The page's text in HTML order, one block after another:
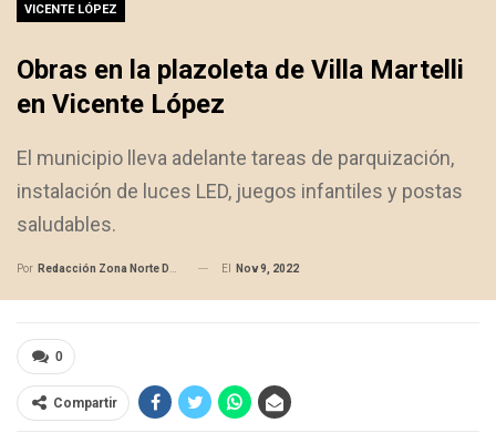
VICENTE LÓPEZ
Obras en la plazoleta de Villa Martelli
en Vicente López
El municipio lleva adelante tareas de parquización,
instalación de luces LED, juegos infantiles y postas
saludables.
Por Redacción Zona Norte Daily El Nov 9, 2022
0
Compartir